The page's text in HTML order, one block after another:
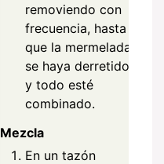
removiendo con
frecuencia, hasta
que la mermelada
se haya derretido
y todo esté
combinado.
Mezcla
En un tazón